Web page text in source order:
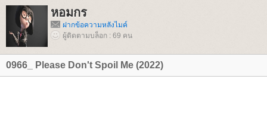
หอมกร
ฝากข้อความหลังไมค์
ผู้ติดตามบล็อก : 69 คน
0966_ Please Don't Spoil Me (2022)